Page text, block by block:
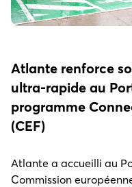
Atlante renforce
ultra-rapide au
programme
(CEF)
Atlante a accueilli au
Commission